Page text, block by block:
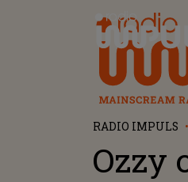
Radio Impuls
RADIO IMPULS
Ozzy